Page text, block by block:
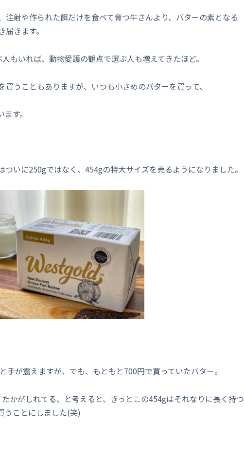
注射や作られた餌だけを食べて育つ牛さんより、バターの素となる
きます。
もいれば、動物愛護の観点で選ぶ人も増えてきたほど。
うこともありますが、いつも小さめのバターを買って、
す。
いに250gではなく、454gの特大サイズを売るようになりました。
が震えますが、でも、もともと700円で買っていたバター。
かがしれてる、と考えると、きっとこの454gはそれなりに長く持つ
うことにしました(笑)